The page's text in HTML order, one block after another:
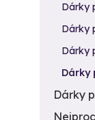
Dárky
Dárky
Dárky
Dárky
Dárky